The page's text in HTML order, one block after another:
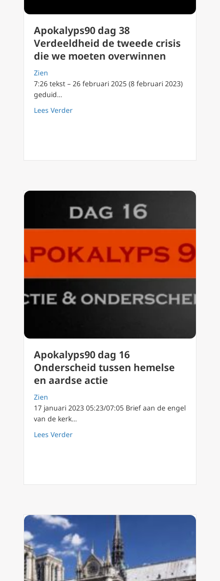
Apokalyps90 dag 38
Verdeeldheid de tweede crisis
die we moeten overwinnen
Zien
7:26 tekst – 26 februari 2025 (8 februari 2023)
geduid…
Lees Verderabout Apokalyps90 dag 38 Verdeeldheid
Apokalyps90 dag 16
Onderscheid tussen hemelse
en aardse actie
Zien
17 januari 2023 05:23/07:05 Brief aan de engel
van de kerk…
Lees Verderabout Apokalyps90 dag 16 Onderscheid